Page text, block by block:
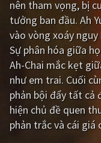
Giật gân
Bí ẩn
Viễn Tây
GameShow
QUỐC GIA
nên tham vọng, bị
tưởng ban đầu. Ah
vào vòng xoáy
Sự phân hóa giữa
Ah-Chai mắc kẹt
như em trai. Cuối
phản bội đẩy tất
hiện chủ đề quen
phản trắc và cái giá